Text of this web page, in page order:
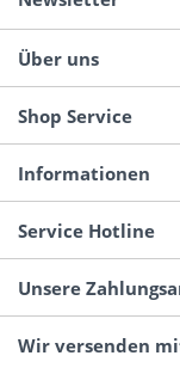
Über uns
Shop Service
Informationen
Service Hotline
Unsere
Wir versenden